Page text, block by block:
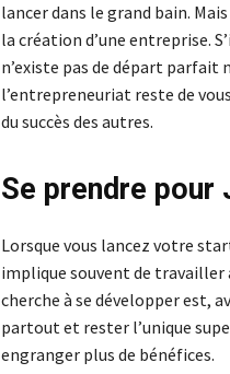
lancer dans le grand bain.
la création d’une entreprise.
n’existe pas de départ parfait
l’entrepreneuriat reste de
du succès des autres.
Se prendre pour
Lorsque vous lancez votre
implique souvent de travailler
cherche à se développer est,
partout et rester l’unique
engranger plus de bénéfices.